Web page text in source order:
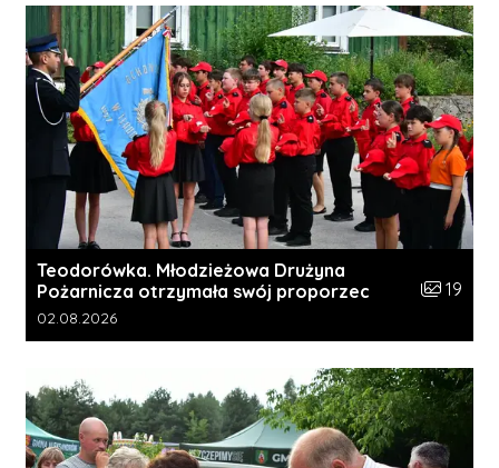
Teodorówka. Młodzieżowa Drużyna
Pożarnicza otrzymała swój proporzec
Liczba
19
Data dodania galerii:
02.08.2026